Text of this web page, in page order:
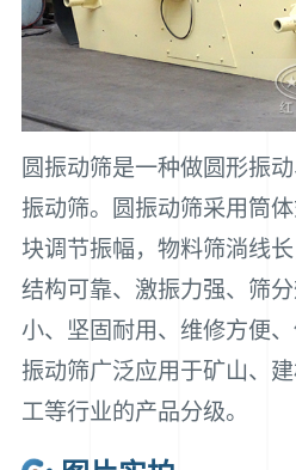
圆振动筛是一种做圆形振
振动筛。圆振动筛采用筒
块调节振幅，物料筛淌线
结构可靠、激振力强、筛
小、坚固耐用、维修方便
振动筛广泛应用于矿山、
工等行业的产品分级。